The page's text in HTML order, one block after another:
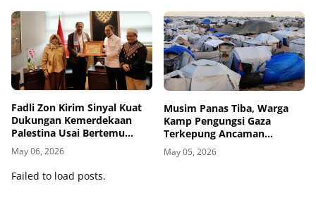
Fadli Zon Kirim Sinyal Kuat
Dukungan Kemerdekaan
Palestina Usai Bertemu
Delegasi di Kemenbud
May 06, 2026
Musim Panas Tiba, Warga
Kamp Pengungsi Gaza
Terkepung Ancaman
Penyakit Kulit
May 05, 2026
Failed to load posts.